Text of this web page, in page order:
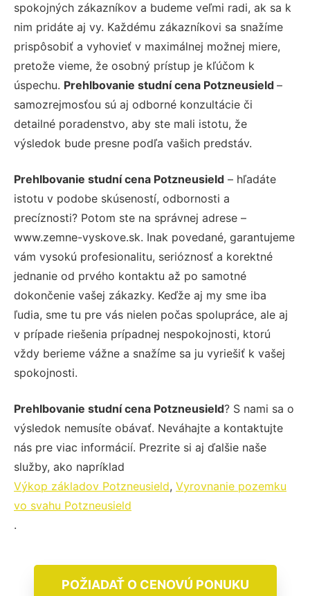
spokojných zákazníkov a budeme veľmi radi, ak sa k
nim pridáte aj vy. Každému zákazníkovi sa snažíme
prispôsobiť a vyhovieť v maximálnej možnej miere,
pretože vieme, že osobný prístup je kľúčom k
úspechu. Prehlbovanie studní cena Potzneusield –
samozrejmosťou sú aj odborné konzultácie či
detailné poradenstvo, aby ste mali istotu, že
výsledok bude presne podľa vašich predstáv.
Prehlbovanie studní cena Potzneusield – hľadáte
istotu v podobe skúseností, odbornosti a
precíznosti? Potom ste na správnej adrese –
www.zemne-vyskove.sk. Inak povedané, garantujeme
vám vysokú profesionalitu, serióznosť a korektné
jednanie od prvého kontaktu až po samotné
dokončenie vašej zákazky. Keďže aj my sme iba
ľudia, sme tu pre vás nielen počas spolupráce, ale aj
v prípade riešenia prípadnej nespokojnosti, ktorú
vždy berieme vážne a snažíme sa ju vyriešiť k vašej
spokojnosti.
Prehlbovanie studní cena Potzneusield? S nami sa o
výsledok nemusíte obávať. Neváhajte a kontaktujte
nás pre viac informácií. Prezrite si aj ďalšie naše
služby, ako napríklad
Výkop základov Potzneusield, Vyrovnanie pozemku
vo svahu Potzneusield
.
POŽIADAŤ O CENOVÚ PONUKU